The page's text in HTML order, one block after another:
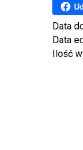
Data
Data
Ilość